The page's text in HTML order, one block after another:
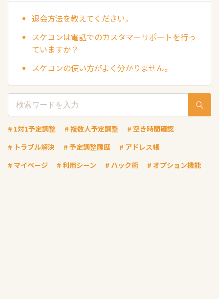
退会方法を教えてください。
スケコンは電話でのカスタマーサポートを行っ
ていますか？
スケコンの使い方がよく分かりません。
# 1対1予定調整 # 複数人予定調整
# 空き時間確認
# トラブル解決
# 予定調整履歴
# アドレス帳
# マイページ
# 利用シーン # ハック術 # オプション機能